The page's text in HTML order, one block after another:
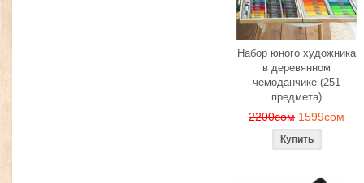
Набор юного художника
в деревянном
чемоданчике (251
предмета)
2200сом 1599сом